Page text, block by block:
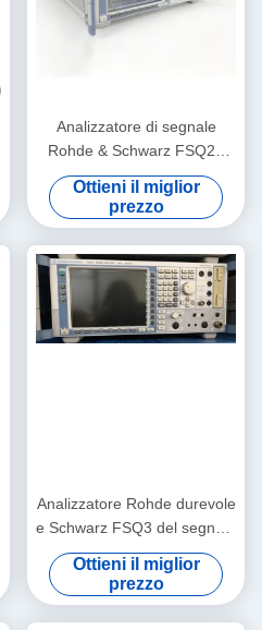
Analizzatore di segnale
Rohde & Schwarz FSQ26
con frequenza da 20Hz-
26.5GHz e gamma dinamica
di fascia alta
Ottieni il miglior
prezzo
Analizzatore Rohde durevole
e Schwarz FSQ3 del segnale
dello Spectroradiometer rf
Ottieni il miglior
prezzo